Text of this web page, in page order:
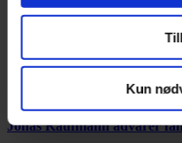
Kun
Jonas Kaufmann advarer